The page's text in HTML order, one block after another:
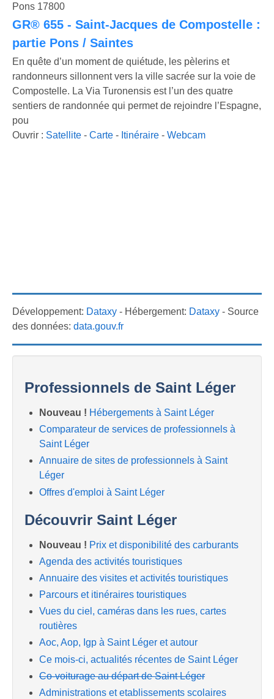
Pons 17800
GR® 655 - Saint-Jacques de Compostelle :
partie Pons / Saintes
En quête d’un moment de quiétude, les pèlerins et
randonneurs sillonnent vers la ville sacrée sur la voie de
Compostelle. La Via Turonensis est l’un des quatre
sentiers de randonnée qui permet de rejoindre l’Espagne,
pou
Ouvrir : Satellite - Carte - Itinéraire - Webcam
Développement: Dataxy - Hébergement: Dataxy - Source
des données: data.gouv.fr
Professionnels de Saint Léger
Nouveau ! Hébergements à Saint Léger
Comparateur de services de professionnels à
Saint Léger
Annuaire de sites de professionnels à Saint
Léger
Offres d'emploi à Saint Léger
Découvrir Saint Léger
Nouveau ! Prix et disponibilité des carburants
Agenda des activités touristiques
Annuaire des visites et activités touristiques
Parcours et itinéraires touristiques
Vues du ciel, caméras dans les rues, cartes
routières
Aoc, Aop, Igp à Saint Léger et autour
Ce mois-ci, actualités récentes de Saint Léger
Co-voiturage au départ de Saint Léger
Administrations et etablissements scolaires